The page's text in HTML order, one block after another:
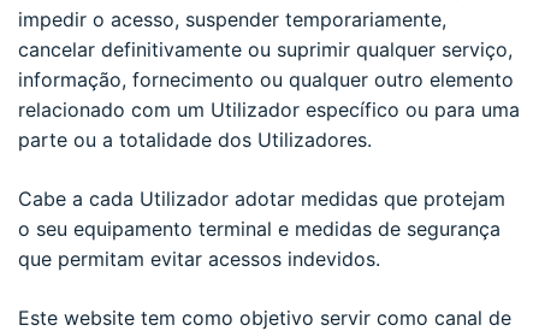
impedir o acesso, suspender temporariamente,
cancelar definitivamente ou suprimir qualquer serviço,
informação, fornecimento ou qualquer outro elemento
relacionado com um Utilizador específico ou para uma
parte ou a totalidade dos Utilizadores.
Cabe a cada Utilizador adotar medidas que protejam
o seu equipamento terminal e medidas de segurança
que permitam evitar acessos indevidos.
Este website tem como objetivo servir como canal de